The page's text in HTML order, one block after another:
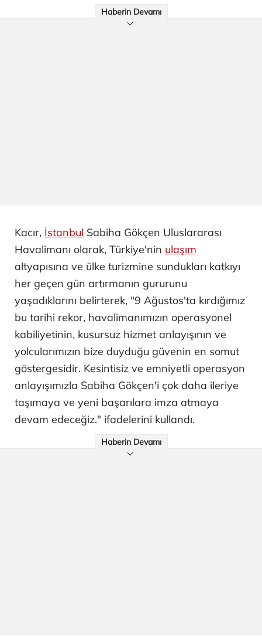
Haberin Devamı
Kacır, İstanbul Sabiha Gökçen Uluslararası
Havalimanı olarak, Türkiye'nin ulaşım
altyapısına ve ülke turizmine sundukları katkıyı
her geçen gün artırmanın gururunu
yaşadıklarını belirterek, "9 Ağustos'ta kırdığımız
bu tarihi rekor, havalimanımızın operasyonel
kabiliyetinin, kusursuz hizmet anlayışının ve
yolcularımızın bize duyduğu güvenin en somut
göstergesidir. Kesintisiz ve emniyetli operasyon
anlayışımızla Sabiha Gökçen'i çok daha ileriye
taşımaya ve yeni başarılara imza atmaya
devam edeceğiz." ifadelerini kullandı.
Haberin Devamı